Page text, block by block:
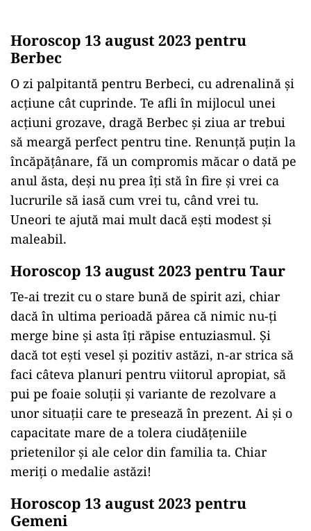
Horoscop 13 august 2023 pentru
Berbec
O zi palpitantă pentru Berbeci, cu adrenalină și
acțiune cât cuprinde. Te afli în mijlocul unei
acțiuni grozave, dragă Berbec și ziua ar trebui
să meargă perfect pentru tine. Renunță puțin la
încăpățânare, fă un compromis măcar o dată pe
anul ăsta, deși nu prea îți stă în fire și vrei ca
lucrurile să iasă cum vrei tu, când vrei tu.
Uneori te ajută mai mult dacă ești modest și
maleabil.
Horoscop 13 august 2023 pentru Taur
Te-ai trezit cu o stare bună de spirit azi, chiar
dacă în ultima perioadă părea că nimic nu-ți
merge bine și asta îți răpise entuziasmul. Și
dacă tot ești vesel și pozitiv astăzi, n-ar strica să
faci câteva planuri pentru viitorul apropiat, să
pui pe foaie soluții și variante de rezolvare a
unor situații care te presează în prezent. Ai și o
capacitate mare de a tolera ciudățeniile
prietenilor și ale celor din familia ta. Chiar
meriți o medalie astăzi!
Horoscop 13 august 2023 pentru
Gemeni